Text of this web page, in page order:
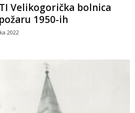
Velikogorička bolnica
1950-ih
2022